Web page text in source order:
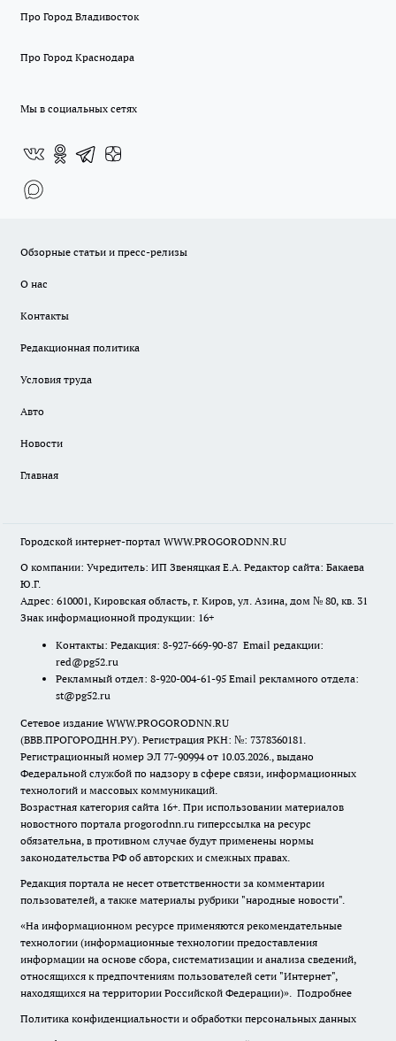
Про Город Владивосток
Про Город Краснодара
Мы в социальных сетях
Обзорные статьи и пресс-релизы
О нас
Контакты
Редакционная политика
Условия труда
Авто
Новости
Главная
Городской интернет-портал WWW.PROGORODNN.RU
О компании: Учредитель: ИП Звеняцкая Е.А. Редактор сайта: Бакаева
Ю.Г.
Адрес: 610001, Кировская область, г. Киров, ул. Азина, дом № 80, кв. 31
Знак информационной продукции: 16+
Контакты: Редакция: 8-927-669-90-87 Email редакции:
red@pg52.ru
Рекламный отдел: 8-920-004-61-95 Email рекламного отдела:
st@pg52.ru
Сетевое издание WWW.PROGORODNN.RU
(ВВВ.ПРОГОРОДНН.РУ). Регистрация РКН: №: 7378360181.
Регистрационный номер ЭЛ 77-90994 от 10.03.2026., выдано
Федеральной службой по надзору в сфере связи, информационных
технологий и массовых коммуникаций.
Возрастная категория сайта 16+. При использовании материалов
новостного портала progorodnn.ru гиперссылка на ресурс
обязательна, в противном случае будут применены нормы
законодательства РФ об авторских и смежных правах.
Редакция портала не несет ответственности за комментарии
пользователей, а также материалы рубрики "народные новости".
«На информационном ресурсе применяются рекомендательные
технологии (информационные технологии предоставления
информации на основе сбора, систематизации и анализа сведений,
относящихся к предпочтениям пользователей сети "Интернет",
находящихся на территории Российской Федерации)». Подробнее
Политика конфиденциальности и обработки персональных данных